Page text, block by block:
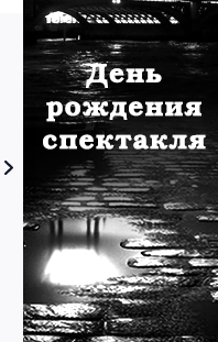
Рождественский
концерт
Владимира
Спивакова
24.12.2026 19:00